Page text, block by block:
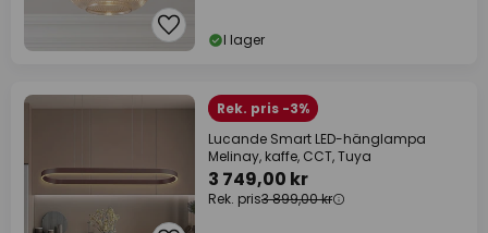
I lager
Rek. pris -3%
Lucande Smart LED-hänglampa
Melinay, kaffe, CCT, Tuya
3 749,00 kr
Rek. pris3 899,00 kr